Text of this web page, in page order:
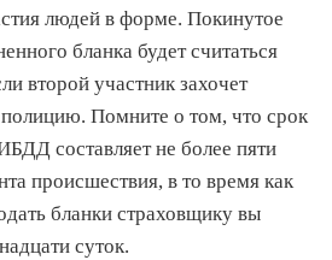
людей в форме. Покинутое
бланка будет считаться
второй участник захочет
полицию. Помните о том, что срок
составляет не более пяти
происшествия, в то время как
бланки страховщику вы
суток.